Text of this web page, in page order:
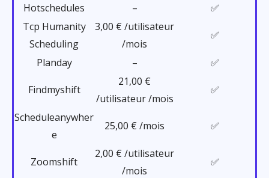
Hotschedules
–
✅
Tcp Humanity
Scheduling
3,00 € /utilisateur
/mois
✅
Planday – ✅
Findmyshift
21,00 €
/utilisateur /mois
✅
Scheduleanywher
e
25,00 € /mois ✅
Zoomshift
2,00 € /utilisateur
/mois
✅